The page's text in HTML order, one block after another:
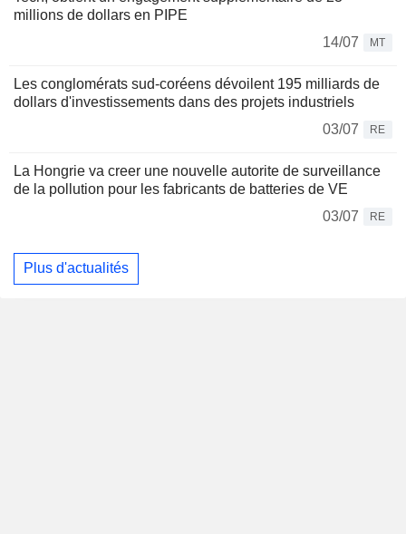
millions de dollars en PIPE
14/07
MT
Les conglomérats sud-coréens dévoilent 195 milliards de
dollars d'investissements dans des projets industriels
03/07
RE
La Hongrie va creer une nouvelle autorite de surveillance
de la pollution pour les fabricants de batteries de VE
03/07
RE
Plus d'actualités